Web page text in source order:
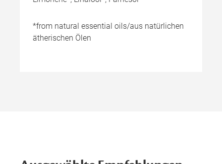
*from natural essential oils/aus natürlichen
ätherischen Ölen